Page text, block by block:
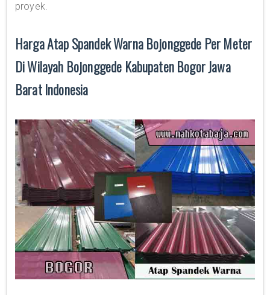
proyek.
Harga Atap Spandek Warna Bojonggede Per Meter
Di Wilayah Bojonggede Kabupaten Bogor Jawa
Barat Indonesia